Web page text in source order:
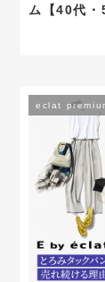
ム【40代・
eclat